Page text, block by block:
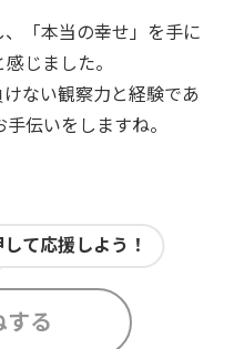
「本当の幸せ」を手に
じました。
ない観察力と経験であ
伝いをしますね。
て応援しよう！
する